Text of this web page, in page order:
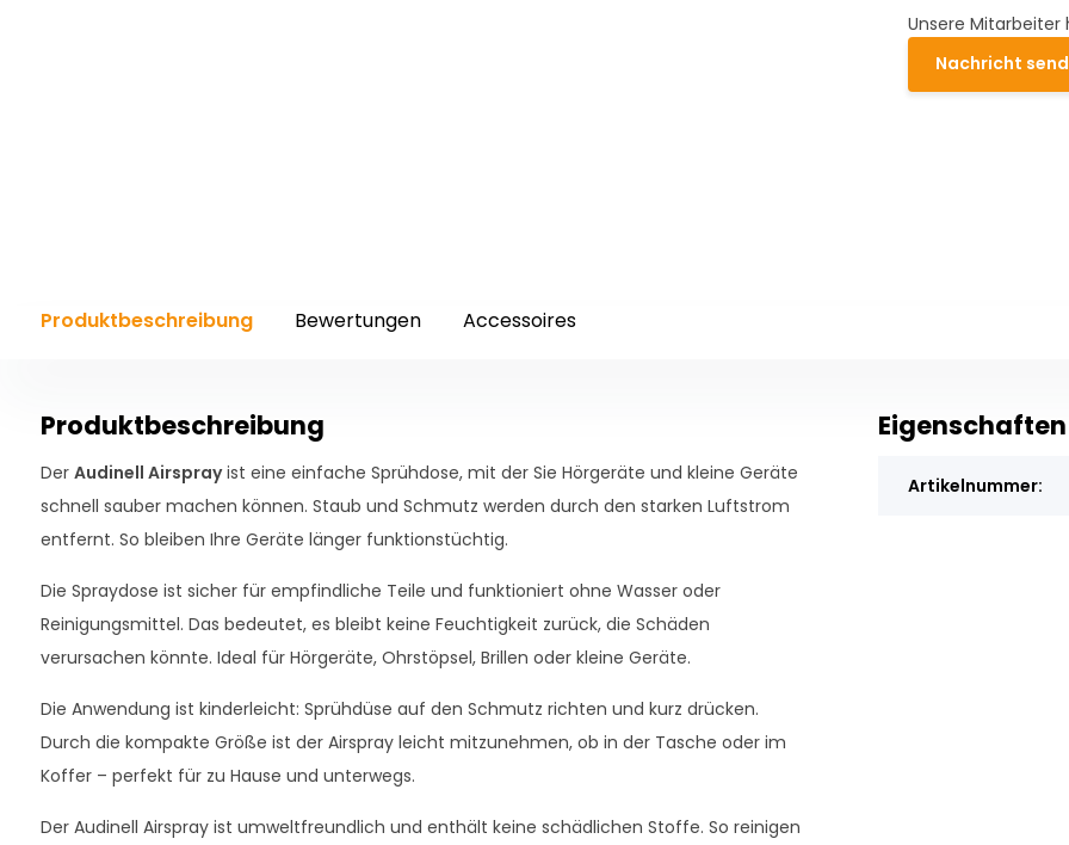
Unsere
Nachricht
Produktbeschreibung Bewertungen Accessoires
Produktbeschreibung
Der Audinell Airsprayist eine einfache Sprühdose, mit der Sie Hörgeräte und kleine Geräte
schnell sauber machen können. Staub und Schmutz werden durch den starken Luftstrom
entfernt. So bleiben Ihre Geräte länger funktionstüchtig.
Die Spraydose ist sicher für empfindliche Teile und funktioniert ohne Wasser oder
Reinigungsmittel. Das bedeutet, es bleibt keine Feuchtigkeit zurück, die Schäden
verursachen könnte. Ideal für Hörgeräte, Ohrstöpsel, Brillen oder kleine Geräte.
Die Anwendung ist kinderleicht: Sprühdüse auf den Schmutz richten und kurz drücken.
Durch die kompakte Größe ist der Airspray leicht mitzunehmen, ob in der Tasche oder im
Koffer – perfekt für zu Hause und unterwegs.
Der Audinell Airspray ist umweltfreundlich und enthält keine schädlichen Stoffe. So reinigen
Eigenschaften
Artikelnummer: